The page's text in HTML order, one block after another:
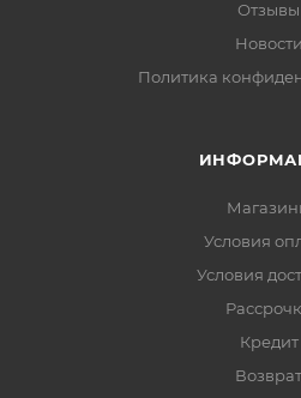
Отзывы
Новости
Политика
Условия
Условия
Кредит
Возврат